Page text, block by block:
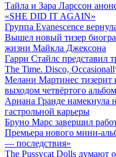
Тайла и Зара Ларссон
«SHE DID IT AGAIN»
Группа Evanescence
Вышел новый тизер
жизни Майкла Джексона
Гарри Стайлс представил
The Time. Disco,
Мелани Мартинес тизерит
выходом четвёртого
Ариана Гранде намекнула
гастрольной карьеры
Бруно Марс завершил
Премьера нового мини-
— последствия»
The Pussycat Dolls думают